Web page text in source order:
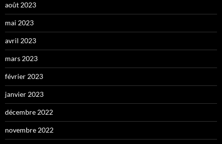
août 2023
mai 2023
avril 2023
mars 2023
février 2023
janvier 2023
décembre 2022
novembre 2022